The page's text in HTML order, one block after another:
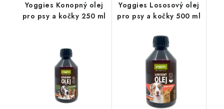
Yoggies Konopný olej
pro psy a kočky 250 ml
Yoggies Lososový olej
pro psy a kočky 500 ml